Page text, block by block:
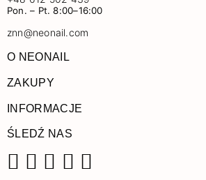
Pon. – Pt. 8:00–16:00
znn@neonail.com
O NEONAIL
ZAKUPY
INFORMACJE
ŚLEDŹ NAS